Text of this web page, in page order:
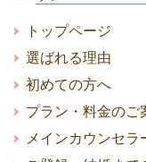
トップページ
選ばれる理由
初めての方へ
プラン・料金のご
メインカウンセラ